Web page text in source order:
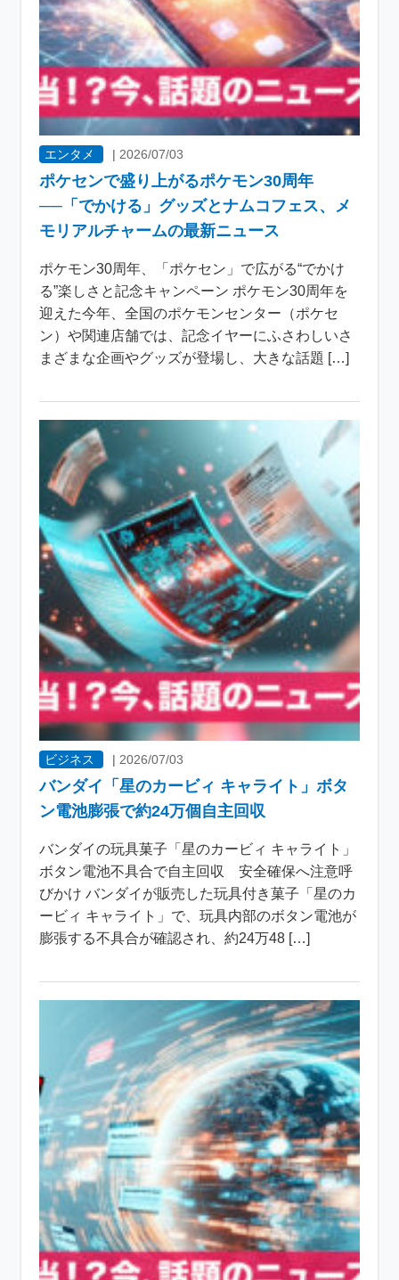
エンタメ |2026/07/03
ポケセンで盛り上がるポケモン30周年
──「でかける」グッズとナムコフェス、メ
モリアルチャームの最新ニュース
ポケモン30周年、「ポケセン」で広がる“でかけ
る”楽しさと記念キャンペーン ポケモン30周年を
迎えた今年、全国のポケモンセンター（ポケセ
ン）や関連店舗では、記念イヤーにふさわしいさ
まざまな企画やグッズが登場し、大きな話題 […]
ビジネス | 2026/07/03
バンダイ「星のカービィ キャライト」ボタ
ン電池膨張で約24万個自主回収
バンダイの玩具菓子「星のカービィ キャライト」
ボタン電池不具合で自主回収 安全確保へ注意呼
びかけ バンダイが販売した玩具付き菓子「星のカ
ービィ キャライト」で、玩具内部のボタン電池が
膨張する不具合が確認され、約24万48 […]